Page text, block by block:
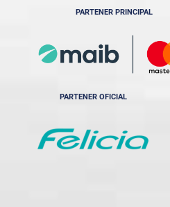
PARTENER PRINCIPAL
PARTENER OFICIAL